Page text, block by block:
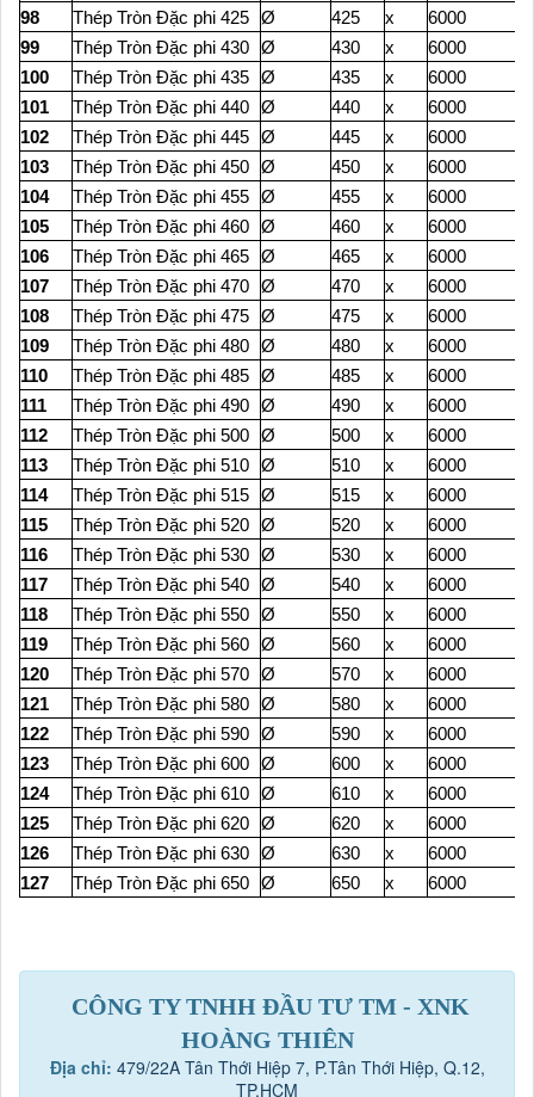
98
Thép Tròn Đặc phi 425 Ø 425 x
6000
99
Thép Tròn Đặc phi 430 Ø 430 x
6000
100
Thép Tròn Đặc phi 435 Ø 435 x
6000
101
Thép Tròn Đặc phi 440 Ø 440 x
6000
102
Thép Tròn Đặc phi 445 Ø 445 x
6000
103
Thép Tròn Đặc phi 450 Ø 450 x
6000
104
Thép Tròn Đặc phi 455 Ø 455 x
6000
105
Thép Tròn Đặc phi 460 Ø 460 x
6000
106
Thép Tròn Đặc phi 465 Ø 465 x
6000
107
Thép Tròn Đặc phi 470 Ø 470 x
6000
108
Thép Tròn Đặc phi 475 Ø 475 x
6000
109
Thép Tròn Đặc phi 480 Ø 480 x
6000
110
Thép Tròn Đặc phi 485 Ø 485 x
6000
111
Thép Tròn Đặc phi 490 Ø 490 x
6000
112
Thép Tròn Đặc phi 500 Ø 500 x
6000
113
Thép Tròn Đặc phi 510 Ø 510 x
6000
114
Thép Tròn Đặc phi 515 Ø 515 x
6000
115
Thép Tròn Đặc phi 520 Ø 520 x
6000
116
Thép Tròn Đặc phi 530 Ø 530 x
6000
117
Thép Tròn Đặc phi 540 Ø 540 x
6000
118
Thép Tròn Đặc phi 550 Ø 550 x
6000
119
Thép Tròn Đặc phi 560 Ø 560 x
6000
120
Thép Tròn Đặc phi 570 Ø 570 x
6000
121
Thép Tròn Đặc phi 580 Ø 580 x
6000
122
Thép Tròn Đặc phi 590 Ø 590 x
6000
123
Thép Tròn Đặc phi 600 Ø 600 x
6000
124
Thép Tròn Đặc phi 610 Ø 610 x
6000
125
Thép Tròn Đặc phi 620 Ø 620 x
6000
126
Thép Tròn Đặc phi 630 Ø 630 x
6000
127
Thép Tròn Đặc phi 650 Ø 650 x 6000
CÔNG TY TNHH ĐẦU TƯ TM - XNK
HOÀNG THIÊN
Địa chỉ: 479/22A Tân Thới Hiệp 7, P.Tân Thới Hiệp, Q.12,
TP.HCM